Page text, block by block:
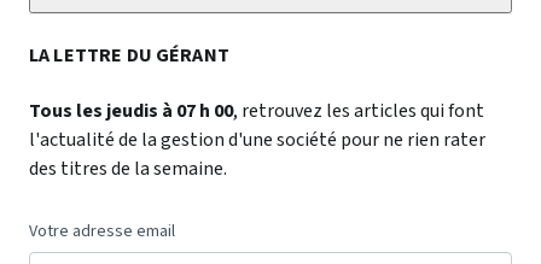
LA LETTRE DU GÉRANT
Tous les jeudis à 07 h 00, retrouvez les articles qui font
l'actualité de la gestion d'une société pour ne rien rater
des titres de la semaine.
Votre adresse email